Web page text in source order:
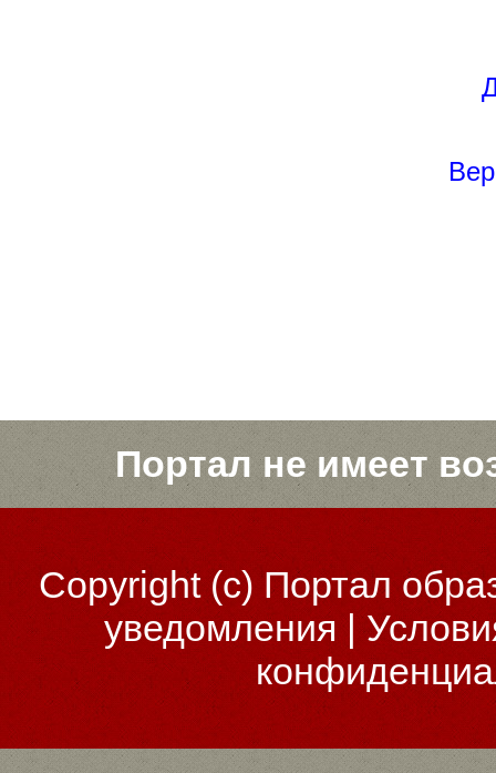
Портал не имеет
Copyright (c)Портал
уведомления |